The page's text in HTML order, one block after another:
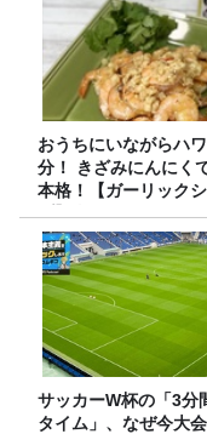
おうちにいながらハ
分！ きざみにんにく
本格！【ガーリック
プ】 桃屋のかんたん
サッカーW杯の「3分
タイム」、なぜ今大